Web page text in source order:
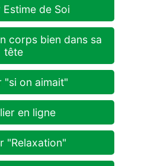
de Soi
corps bien dans sa
tête
"si on aimait"
en ligne
"Relaxation"